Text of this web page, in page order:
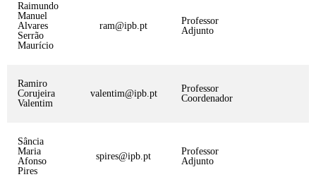
Raimundo
Manuel
Alvares
Serrão
Maurício
ram@ipb.pt
Professor
Adjunto
Ramiro
Corujeira
Valentim
valentim@ipb.pt
Professor
Coordenador
Sância
Maria
Afonso
Pires
spires@ipb.pt
Professor
Adjunto